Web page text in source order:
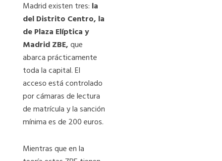
Madrid existen tres: la
del Distrito Centro, la
de Plaza Elíptica y
Madrid ZBE,que
abarca prácticamente
toda la capital. El
acceso está controlado
por cámaras de lectura
de matrícula y la sanción
mínima es de 200 euros.
Mientras que en la